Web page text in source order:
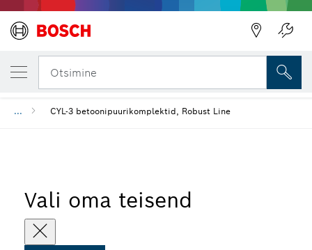
Otsimine
... CYL-3 betoonipuurikomplektid, Robust Line
Vali oma teisend
SINU VALITUD TEISEND
Puur CYL-3